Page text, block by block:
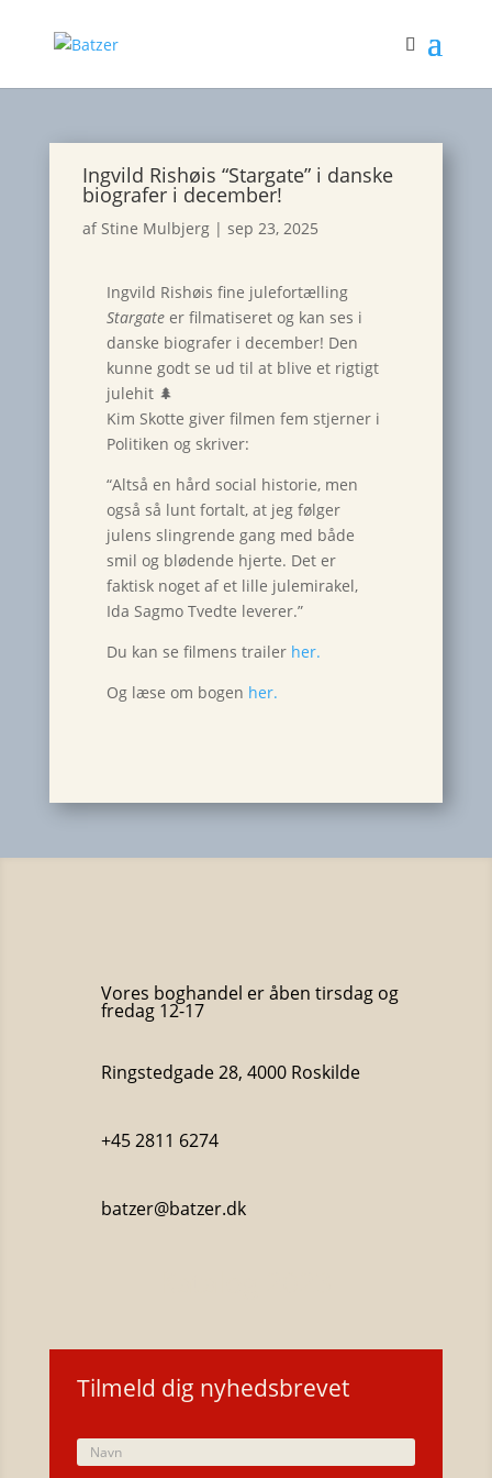
Ingvild Rishøis “Stargate” i danske
biografer i december!
afStine Mulbjerg| sep 23, 2025
Ingvild Rishøis fine julefortælling
Stargate er filmatiseret og kan ses i
danske biografer i december! Den
kunne godt se ud til at blive et rigtigt
julehit 🌲
Kim Skotte giver filmen fem stjerner i
Politiken og skriver:
“Altså en hård social historie, men
også så lunt fortalt, at jeg følger
julens slingrende gang med både
smil og blødende hjerte. Det er
faktisk noget af et lille julemirakel,
Ida Sagmo Tvedte leverer.”
Du kan se filmens trailer her.
Og læse om bogen her.
Vores boghandel er åben tirsdag og
fredag 12-17
Ringstedgade 28, 4000 Roskilde
+45 2811 6274
batzer@batzer.dk
Tilmeld dig nyhedsbrevet